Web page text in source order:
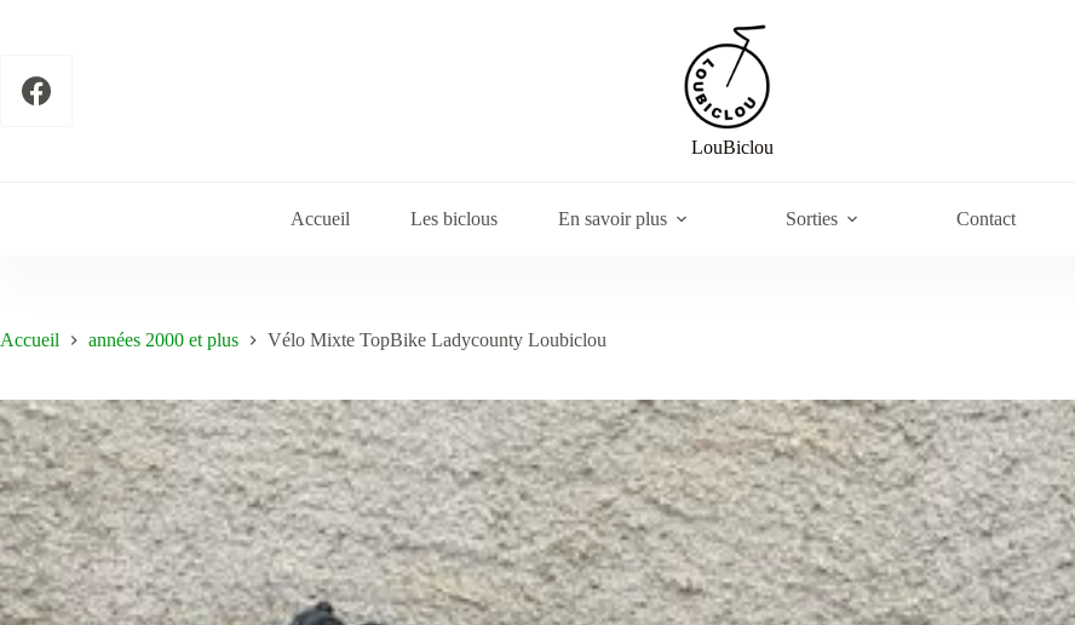
LouBiclou
Accueil Les biclous En savoir plus Sorties Contact
Accueil années 2000 et plus Vélo Mixte TopBike Ladycounty Loubiclou